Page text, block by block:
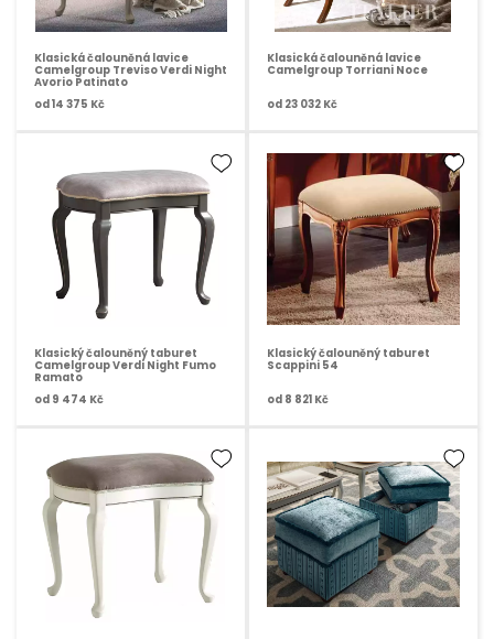
Klasická čalouněná lavice
Camelgroup Treviso Verdi Night
Avorio Patinato
od14 375 Kč
Klasická čalouněná lavice
Camelgroup Torriani Noce
od 23 032 Kč
Klasický čalouněný taburet
Camelgroup Verdi Night Fumo
Ramato
od 9 474 Kč
Klasický čalouněný taburet
Scappini 54
od 8 821 Kč